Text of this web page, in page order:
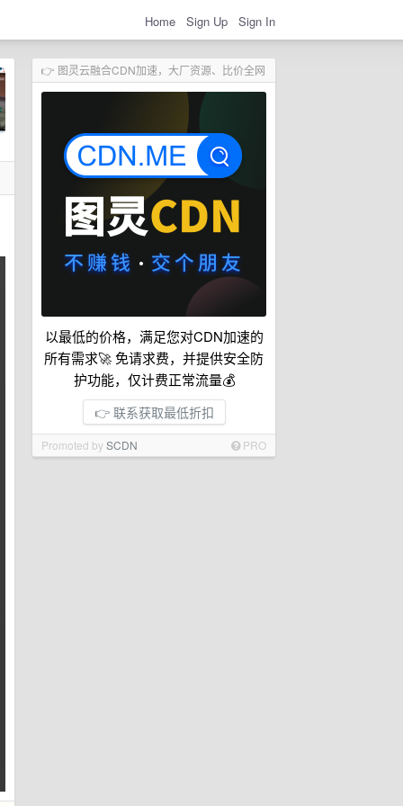
Home Sign Up Sign In
👉 图灵云融合CDN加速，大厂资源、比价全网
以最低的价格，满足您对CDN加速的
所有需求🚀 免请求费，并提供安全防
护功能，仅计费正常流量💰
👉 联系获取最低折扣
Promoted bySCDN PRO